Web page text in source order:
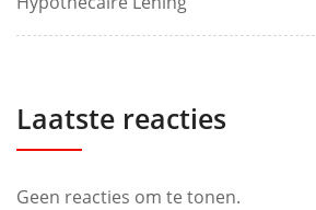
Laatste reacties
Geen reacties om te tonen.